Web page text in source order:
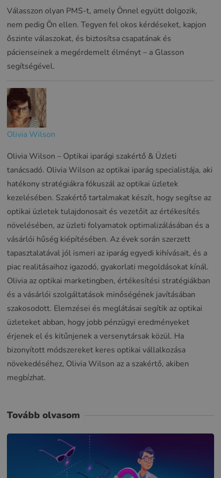
Válasszon olyan PMS-t, amely Önnel együtt dolgozik,
nem pedig Ön ellen. Tegyen fel okos kérdéseket, kapjon
őszinte válaszokat, és biztosítsa csapatának és
pácienseinek a megérdemelt élményt – a Glasson
segítségével.
Olivia Wilson
Olivia Wilson – Optikai iparági szakértő & Üzleti
tanácsadó. Olivia Wilson az optikai iparág specialistája, aki
hatékony stratégiákra fókuszál az optikai üzletek
kezelésében. Szakértő tartalmakat készít, hogy segítse az
optikai üzletek tulajdonosait és vezetőit az értékesítés
növelésében, az üzleti folyamatok optimalizálásában és a
vásárlói hűség kiépítésében. Az évek során szerzett
tapasztalatával jól ismeri az iparág egyedi kihívásait, és a
piac realitásaihoz igazodó, gyakorlati megoldásokat kínál.
Olivia az optikai marketingben, értékesítési stratégiákban
és a vásárlói szolgáltatások minőségének javításában
szakosodott. Elemzései és meglátásai segítik az optikai
üzleteket abban, hogy jobb pénzügyi eredményeket
érjenek el és kitűnjenek a versenytársak közül. Ha
bizonyított módszereket keres optikai vállalkozása
növekedéséhez, Olivia Wilson az a szakértő, akiben
megbízhat.
Tovább olvasom